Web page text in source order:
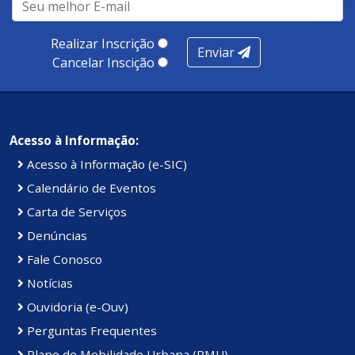
produtividade. Somados, todos as categorias totalizam
Kennedy.Realizar Inscrição
Cancelar Inscição
Enviar
Acesso à Informação:
Acesso à Informação (e-SIC)
Calendário de Eventos
Carta de Serviços
Denúncias
Fale Conosco
Notícias
Ouvidoria (e-Ouv)
Perguntas Frequentes